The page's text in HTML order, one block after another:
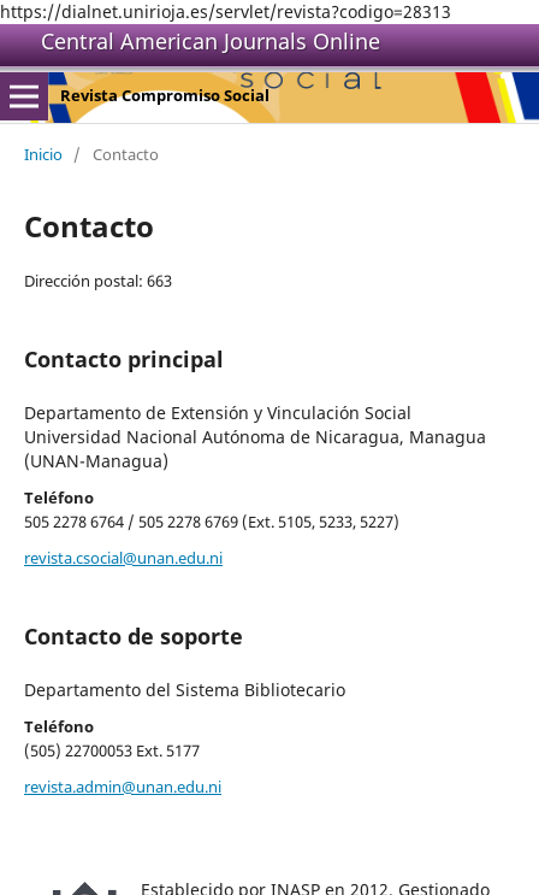
https://dialnet.unirioja.es/servlet/revista?codigo=28313
Central American Journals Online
Revista Compromiso Social
Inicio / Contacto
Contacto
Dirección postal: 663
Contacto principal
Departamento de Extensión y Vinculación Social
Universidad Nacional Autónoma de Nicaragua, Managua
(UNAN-Managua)
Teléfono
505 2278 6764 / 505 2278 6769 (Ext. 5105, 5233, 5227)
revista.csocial@unan.edu.ni
Contacto de soporte
Departamento del Sistema Bibliotecario
Teléfono
(505) 22700053 Ext. 5177
revista.admin@unan.edu.ni
Establecido por INASP en 2012. Gestionado